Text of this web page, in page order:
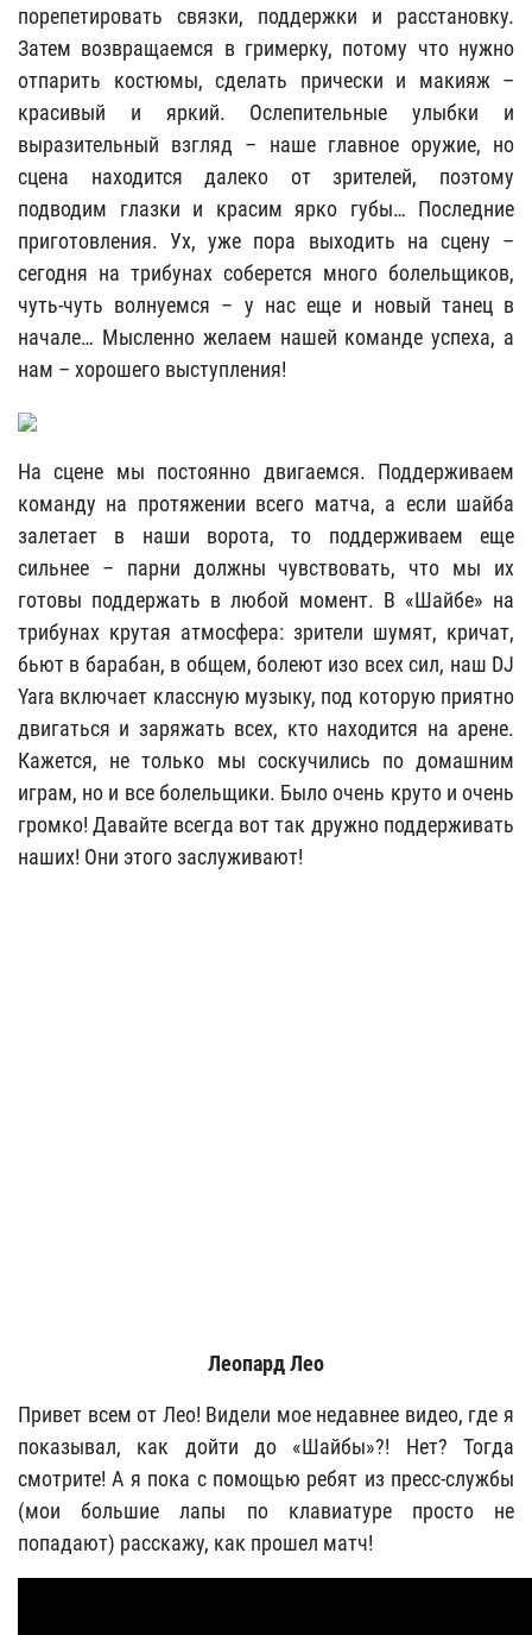
порепетировать связки, поддержки и расстановку.
Затем возвращаемся в гримерку, потому что нужно
отпарить костюмы, сделать прически и макияж –
красивый и яркий. Ослепительные улыбки и
выразительный взгляд – наше главное оружие, но
сцена находится далеко от зрителей, поэтому
подводим глазки и красим ярко губы… Последние
приготовления. Ух, уже пора выходить на сцену –
сегодня на трибунах соберется много болельщиков,
чуть-чуть волнуемся – у нас еще и новый танец в
начале… Мысленно желаем нашей команде успеха, а
нам – хорошего выступления!
На сцене мы постоянно двигаемся. Поддерживаем
команду на протяжении всего матча, а если шайба
залетает в наши ворота, то поддерживаем еще
сильнее – парни должны чувствовать, что мы их
готовы поддержать в любой момент. В «Шайбе» на
трибунах крутая атмосфера: зрители шумят, кричат,
бьют в барабан, в общем, болеют изо всех сил, наш DJ
Yara включает классную музыку, под которую приятно
двигаться и заряжать всех, кто находится на арене.
Кажется, не только мы соскучились по домашним
играм, но и все болельщики. Было очень круто и очень
громко! Давайте всегда вот так дружно поддерживать
наших! Они этого заслуживают!
Леопард Лео
Привет всем от Лео! Видели мое недавнее видео, где я
показывал, как дойти до «Шайбы»?! Нет? Тогда
смотрите! А я пока с помощью ребят из пресс-службы
(мои большие лапы по клавиатуре просто не
попадают) расскажу, как прошел матч!